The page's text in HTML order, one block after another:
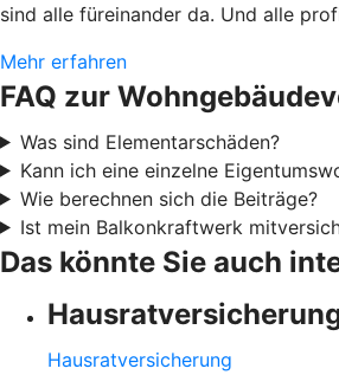
sind alle füreinander da. Und alle
Mehr erfahren
FAQ zur
Was sind Elementarschäden?
Kann ich eine einzelne
Wie berechnen sich die Beiträge?
Ist mein Balkonkraftwerk
Das könnte Sie auch
Hausratversicherung